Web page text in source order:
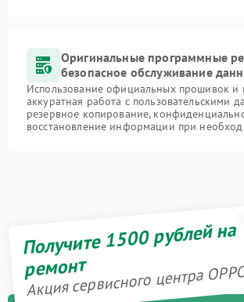
Оригинальные программные
безопасное обслуживание
Использование официальных прошивок и
аккуратная работа с пользовательскими
резервное копирование,
восстановление информации при
Получите 1500 рублей на
ремонт
Акция сервисного центра